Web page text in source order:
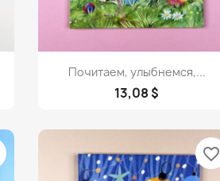
Просмотр
Почитаем, улыбнемся,...
13,08 $
favorite_border